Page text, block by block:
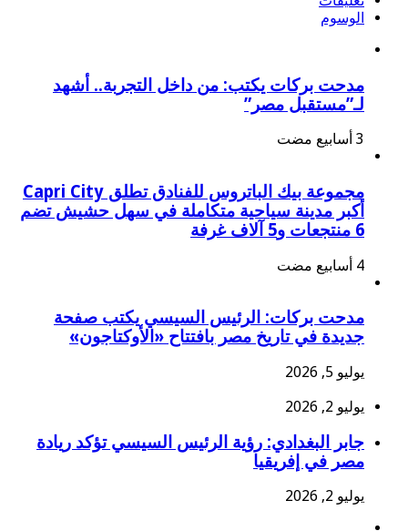
الوسوم
مدحت بركات يكتب: من داخل التجربة.. أشهد
لـ”مستقبل مصر”
مجموعة بيك الباتروس للفنادق تطلق Capri City
أكبر مدينة سياحية متكاملة في سهل حشيش تضم
6 منتجعات و5 آلاف غرفة
مدحت بركات: الرئيس السيسي يكتب صفحة
جديدة في تاريخ مصر بافتتاح «الأوكتاجون»
يوليو 5, 2026
يوليو 2, 2026
جابر البغدادي: رؤية الرئيس السيسي تؤكد ريادة
مصر في إفريقيا
يوليو 2, 2026